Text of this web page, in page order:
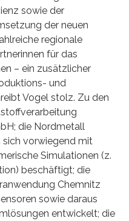
sowie der
der neuen
regionale
für das
– ein zusätzlicher
und
Vogel stolz. Zu den
die Nordmetall
sich vorwiegend mit
Simulationen (z.
beschäftigt; die
Chemnitz
sowie daraus
entwickelt; die